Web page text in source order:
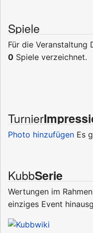
Spiele
Für die Veranstaltung
0 Spiele verzeichnet.
Turnier
Photo hinzufügen Es
KubbSerie
Wertungen im
einziges Event